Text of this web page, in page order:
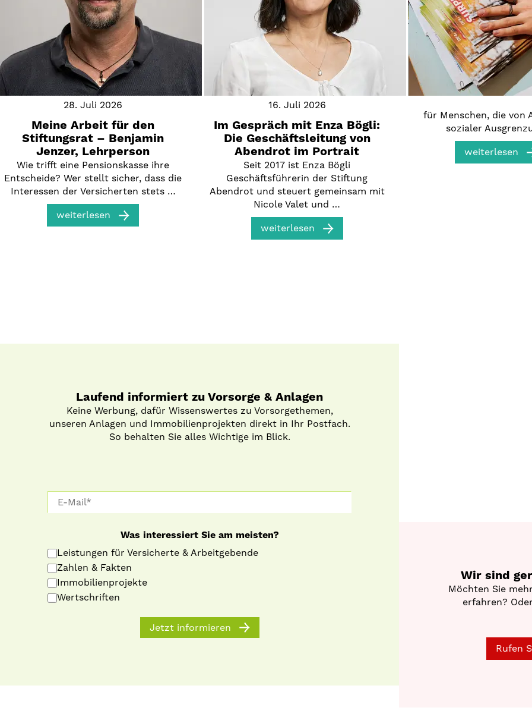
28. Juli 2026
Meine Arbeit für den
Stiftungsrat – Benjamin
Jenzer, Lehrperson
Wie trifft eine Pensionskasse ihre
Entscheide? Wer stellt sicher, dass die
Interessen der Versicherten stets …
weiterlesen
16. Juli 2026
Im Gespräch mit Enza Bögli:
Die Geschäftsleitung von
Abendrot im Portrait
Seit 2017 ist Enza Bögli
Geschäftsführerin der Stiftung
Abendrot und steuert gemeinsam mit
Nicole Valet und …
weiterlesen
für Menschen, die von
sozialer
weiterlesen
Laufend informiert zu Vorsorge & Anlagen
Keine Werbung, dafür Wissenswertes zu Vorsorgethemen,
unseren Anlagen und Immobilienprojekten direkt in Ihr Postfach.
So behalten Sie alles Wichtige im Blick.
Was interessiert Sie am meisten?
Leistungen für Versicherte & Arbeitgebende
Zahlen & Fakten
Immobilienprojekte
Wertschriften
Jetzt informieren
Wir sind
Möchten Sie
erfahren?
Rufen